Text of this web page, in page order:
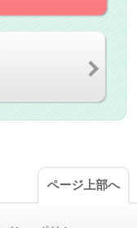
ページ上部へ